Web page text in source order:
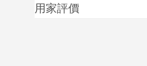
用家評價